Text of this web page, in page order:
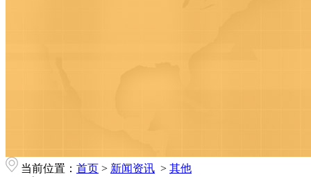
当前位置： 首页 > 新闻资讯 > 其他